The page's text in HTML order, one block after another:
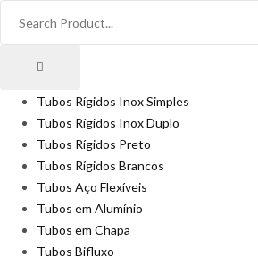
Tubos Rígidos Inox Simples
Tubos Rígidos Inox Duplo
Tubos Rígidos Preto
Tubos Rígidos Brancos
Tubos Aço Flexíveis
Tubos em Alumínio
Tubos em Chapa
Tubos Bifluxo